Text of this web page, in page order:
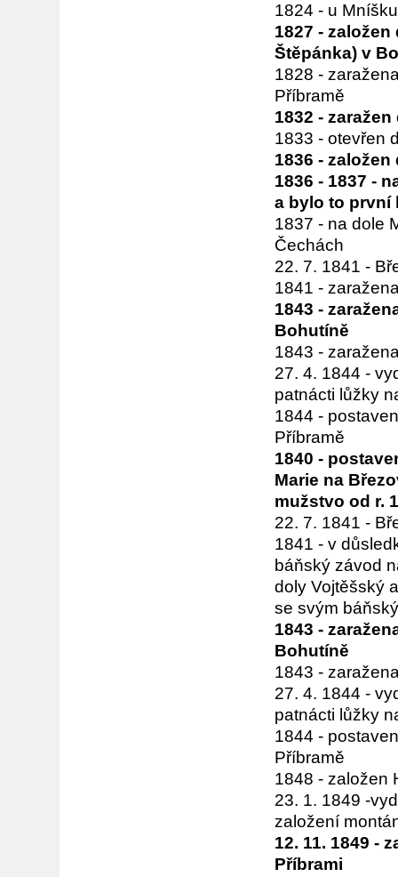
1824 - u
1827 -
Štěpánka) v
1828 -
Příbramě
1832 -
1833 - otevřen
1836 -
1836 - 1837 -
a bylo to první
1837 - na dole
Čechách
22. 7. 1841 -
1841 -
1843 -
Bohutíně
1843 -
27. 4. 1844 -
patnácti lůžky
1844 -
Příbramě
1840 -
Marie na
mužstvo od r.
22. 7. 1841 -
1841 - v
báňský závod
doly Vojtěšský
se svým
1843 -
Bohutíně
1843 -
27. 4. 1844 -
patnácti lůžky
1844 -
Příbramě
1848 - založen
23. 1. 1849 -
založení
12. 11. 1849 -
Příbrami